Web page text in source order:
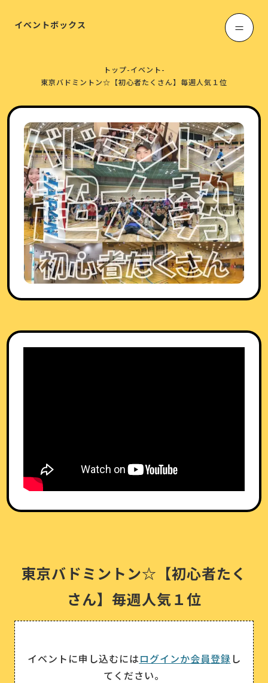
イベントボックス
トップ-イベント-
東京バドミントン☆【初心者たくさん】毎週人気１位
東京バドミントン☆【初心者たく
さん】毎週人気１位
イベントに申し込むにはログインか会員登録 し
てください。